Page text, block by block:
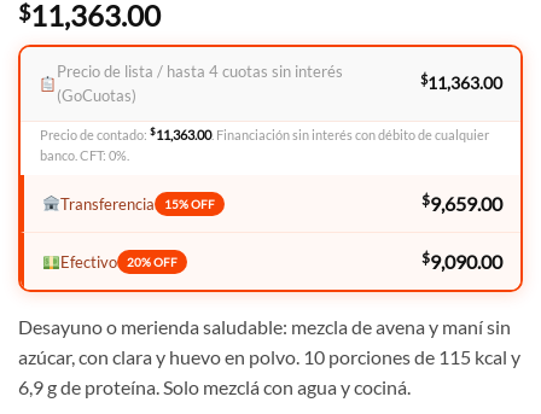
$11,363.00
Precio de lista / hasta 4 cuotas sin interés
(GoCuotas)
$11,363.00
Precio de contado: $11,363.00. Financiación sin interés con débito de cualquier
banco. CFT: 0%.
Transferencia 15% OFF $9,659.00
Efectivo 20% OFF $9,090.00
Desayuno o merienda saludable: mezcla de avena y maní sin
azúcar, con clara y huevo en polvo. 10 porciones de 115 kcal y
6,9 g de proteína. Solo mezclá con agua y cociná.